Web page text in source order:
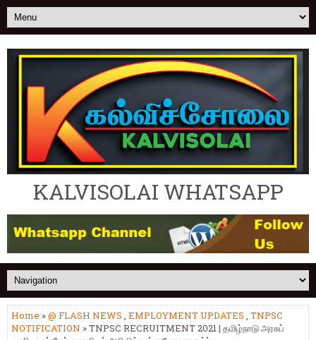
KALVISOLAI WHATSAPP
Home »@ FLASH NEWS , EMPLOYMENT UPDATES , TNPSC
NOTIFICATION » TNPSC RECRUITMENT 2021 | தமிழ்நாடு அரசுப்